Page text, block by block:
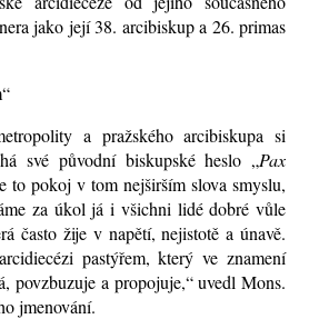
jako její 38. arcibiskup a 26. primas
a pražského arcibiskupa si
své původní biskupské heslo „Pax
to pokoj v tom nejširším slova smyslu,
za úkol já i všichni lidé dobré vůle
často žije v napětí, nejistotě a únavě.
pastýřem, který ve znamení
povzbuzuje a propojuje,“ uvedl Mons.
jmenování.